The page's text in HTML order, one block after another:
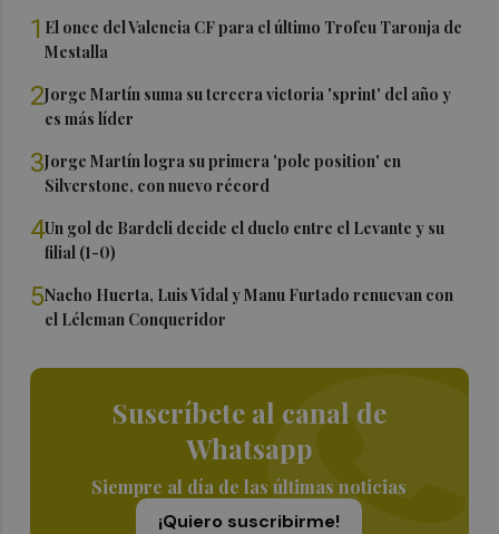
1 El once del Valencia CF para el último Trofeu Taronja de
Mestalla
2Jorge Martín suma su tercera victoria 'sprint' del año y
es más líder
3Jorge Martín logra su primera 'pole position' en
Silverstone, con nuevo récord
4Un gol de Bardeli decide el duelo entre el Levante y su
filial (1-0)
5Nacho Huerta, Luis Vidal y Manu Furtado renuevan con
el Léleman Conqueridor
Suscríbete al canal de
Whatsapp
Siempre al día de las últimas noticias
¡Quiero suscribirme!